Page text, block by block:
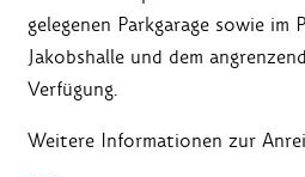
gelegenen Parkgarage sowie im
Jakobshalle und dem
Verfügung.
Weitere Informationen zur